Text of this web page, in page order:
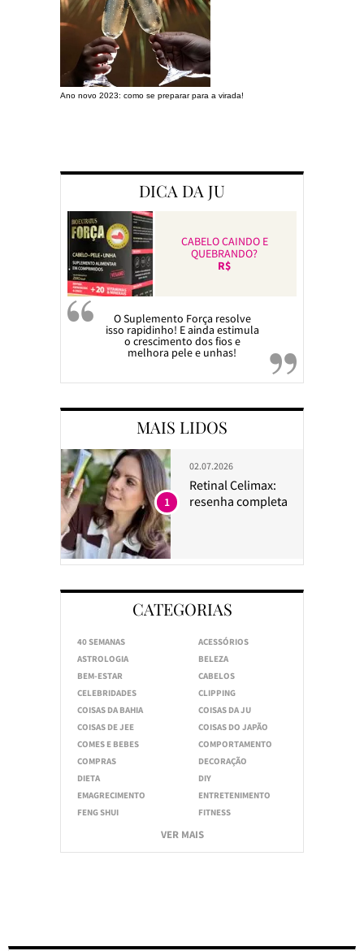
Ano novo 2023: como se preparar para a virada!
DICA DA JU
CABELO CAINDO E
QUEBRANDO?
R$
O Suplemento Força resolve
isso rapidinho! E ainda estimula
o crescimento dos fios e
melhora pele e unhas!
MAIS LIDOS
02.07.2026
Retinal Celimax:
resenha completa
1
CATEGORIAS
40 SEMANAS
ACESSÓRIOS
ASTROLOGIA
BELEZA
BEM-ESTAR
CABELOS
CELEBRIDADES
CLIPPING
COISAS DA BAHIA
COISAS DA JU
COISAS DE JEE
COISAS DO JAPÃO
COMES E BEBES
COMPORTAMENTO
COMPRAS
DECORAÇÃO
DIETA
DIY
EMAGRECIMENTO
ENTRETENIMENTO
FENG SHUI
FITNESS
VER MAIS